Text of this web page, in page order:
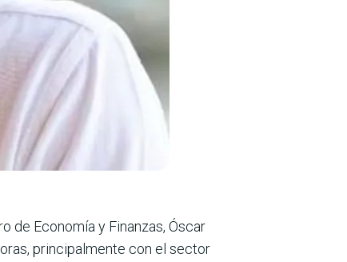
de Economía y Finanzas, Óscar
principalmente con el sector